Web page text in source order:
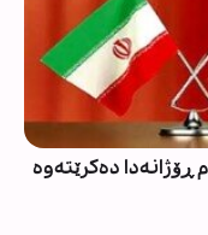
دەکرێتەوە